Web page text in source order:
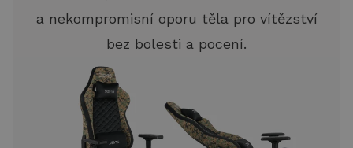
a nekompromisní oporu těla pro vítězství
bez bolesti a pocení.